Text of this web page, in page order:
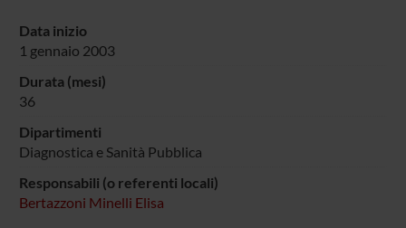
Data inizio
1 gennaio 2003
Durata (mesi)
36
Dipartimenti
Diagnostica e Sanità Pubblica
Responsabili (o referenti locali)
Bertazzoni Minelli Elisa